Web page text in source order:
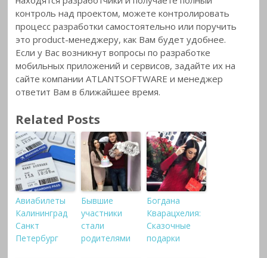
контроль над проектом, можете контролировать
процесс разработки самостоятельно или поручить
это product-менеджеру, как Вам будет удобнее.
Если у Вас возникнут вопросы по разработке
мобильных приложений и сервисов, задайте их на
сайте компании ATLANTSOFTWARE и менеджер
ответит Вам в ближайшее время.
Related Posts
Авиабилеты
Калининград
Санкт
Петербург
Бывшие
участники
стали
родителями
Богдана
Кварацхелия:
Сказочные
подарки